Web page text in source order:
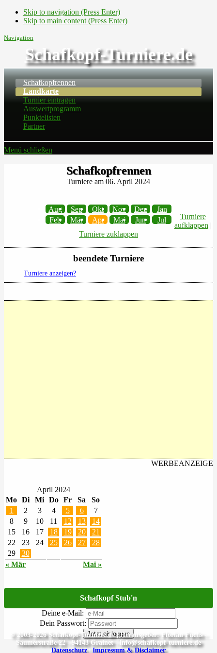
Skip to navigation (Press Enter)
Skip to main content (Press Enter)
Navigation
Schafkopf-Turniere.de
Schafkopfrennen
Landkarte
Turnier eintragen
Auswertprogramm
Punktelisten
Partner
Menü schließen
Schafkopfrennen
Turniere am 06. April 2024
Aug Sep Okt Nov Dez
Jan
Feb
Mär Apr Mai Jun Jul
Turniere
aufklappen |
Turniere zuklappen
beendete Turniere
Turniere anzeigen?
WERBEANZEIGE
April 2024
Mo Di Mi Do Fr Sa So
« Mär Mai »
1 2 3 4 5 6
7
8
9 10 11 12 13
14
15
16 17 18 19 20
21
22
23 24 25 26 27
28
29
30
Schafkopf Stub'n
Deine e-Mail:
Dein Passwort:
Jetzt einloggen
© 2003-2026 Schafkopf-Turniere.de | Herausgeber: Florian Fuchs -
Säumerstraße 22 - 94143 Grainet - info@schafkopf-turniere.de
Datenschutz| Impressum & Disclaimer